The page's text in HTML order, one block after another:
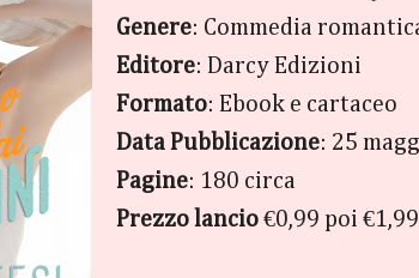
Genere: Commedia
Editore: Darcy Edizioni
Formato: Ebook e cartaceo
Data Pubblicazione: 25
Pagine: 180 circa
Prezzo lancio €0,99 poi